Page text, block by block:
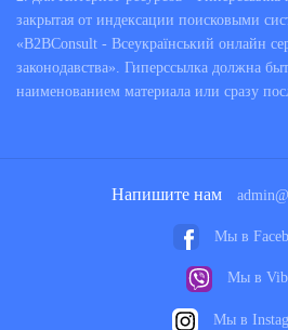
высокая квалификация
бизнес-юристов;
отсутствие
зарплату, оплату отпусков и
судебных процессах любого
Адвокат для бизнеса оперативно
срочных вопросов, отстаивает
предоставляет широкий спектр
закрытая от индексации поисковыми
«B2BConsult - Всеукраїнський онлайн
законодавства». Гиперссылка должна
наименованием материала или сразу
Напишите нам
Мы в
Мы в
Мы в